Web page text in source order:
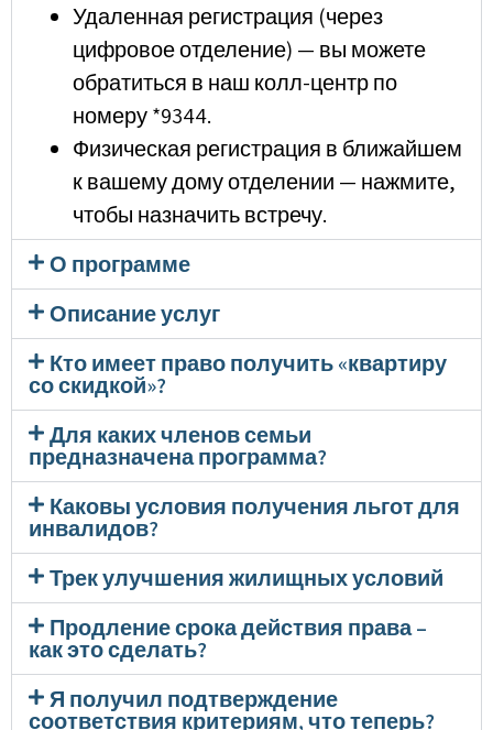
Удаленная регистрация (через
цифровое отделение) — вы можете
обратиться в наш колл-центр по
номеру *9344.
Физическая регистрация в ближайшем
к вашему дому отделении — нажмите,
чтобы назначить встречу.
О программе
Описание услуг
Кто имеет право получить «квартиру
со скидкой»?
Для каких членов семьи
предназначена программа?
Каковы условия получения льгот для
инвалидов?
Трек улучшения жилищных условий
Продление срока действия права –
как это сделать?
Я получил подтверждение
соответствия критериям, что теперь?